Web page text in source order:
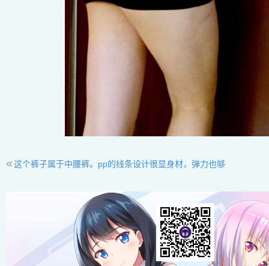
«这个裤子属于中腰裤。pp的线条设计很显身材，弹力也够